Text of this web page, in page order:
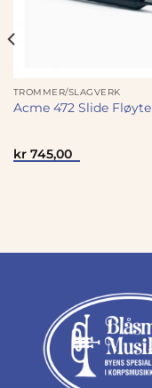
TROMMER/SLAGVERK
Acme 472 Slide Fløyte
kr745,00